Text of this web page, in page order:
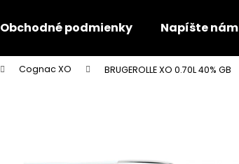
Obchodné podmienky Napíšte nám
Cognac XO BRUGEROLLE XO 0.70L 40% GB
Čo potrebujete nájsť?